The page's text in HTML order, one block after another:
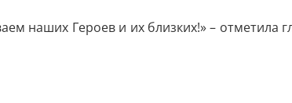
наших Героев и их близких!» – отметила